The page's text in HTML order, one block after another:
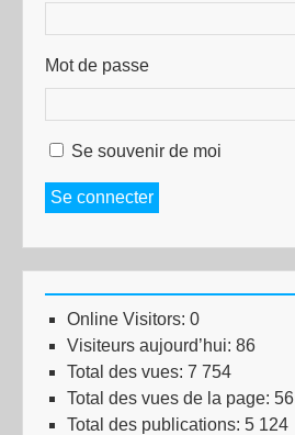
Mot de passe
Se souvenir de moi
Se connecter
Online Visitors: 0
Visiteurs aujourd’hui: 86
Total des vues: 7 754
Total des vues de la page: 56
Total des publications: 5 124